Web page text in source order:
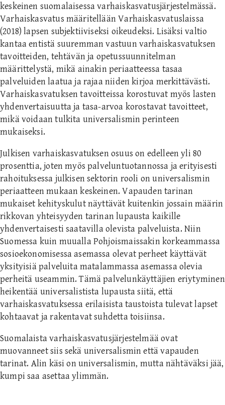
keskeinen suomalaisessa varhaiskasvatusjärjestelmässä.
Varhaiskasvatus määritellään Varhaiskasvatuslaissa
(2018) lapsen subjektiiviseksi oikeudeksi. Lisäksi valtio
kantaa entistä suuremman vastuun varhaiskasvatuksen
tavoitteiden, tehtävän ja opetussuunnitelman
määrittelystä, mikä ainakin periaatteessa tasaa
palveluiden laatua ja rajaa niiden kirjoa merkittävästi.
Varhaiskasvatuksen tavoitteissa korostuvat myös lasten
yhdenvertaisuutta ja tasa-arvoa korostavat tavoitteet,
mikä voidaan tulkita universalismin perinteen
mukaiseksi.
Julkisen varhaiskasvatuksen osuus on edelleen yli 80
prosenttia, joten myös palveluntuotannossa ja erityisesti
rahoituksessa julkisen sektorin rooli on universalismin
periaatteen mukaan keskeinen. Vapauden tarinan
mukaiset kehityskulut näyttävät kuitenkin jossain määrin
rikkovan yhteisyyden tarinan lupausta kaikille
yhdenvertaisesti saatavilla olevista palveluista. Niin
Suomessa kuin muualla Pohjoismaissakin korkeammassa
sosioekonomisessa asemassa olevat perheet käyttävät
yksityisiä palveluita matalammassa asemassa olevia
perheitä useammin. Tämä palvelunkäyttäjien eriytyminen
heikentää universalistista lupausta siitä, että
varhaiskasvatuksessa erilaisista taustoista tulevat lapset
kohtaavat ja rakentavat suhdetta toisiinsa.
Suomalaista varhaiskasvatusjärjestelmää ovat
muovanneet siis sekä universalismin että vapauden
tarinat. Alin käsi on universalismin, mutta nähtäväksi jää,
kumpi saa asettaa ylimmän.